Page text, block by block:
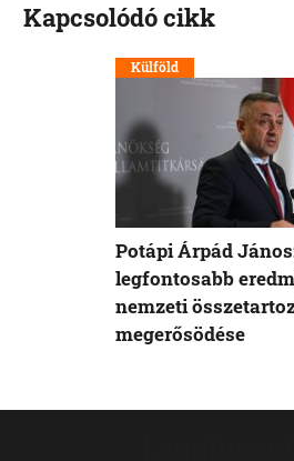
Kapcsolódó cikk
Külföld
Potápi Árpád
legfontosabb
nemzeti
megerősödése